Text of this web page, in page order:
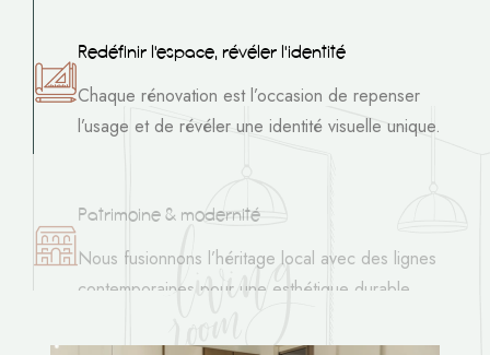
Redéfinir l'espace, révéler l'identité
Chaque rénovation est l’occasion de repenser
l’usage et de révéler une identité visuelle unique.
Patrimoine & modernité
Nous fusionnons l’héritage local avec des lignes
contemporaines pour une esthétique durable.